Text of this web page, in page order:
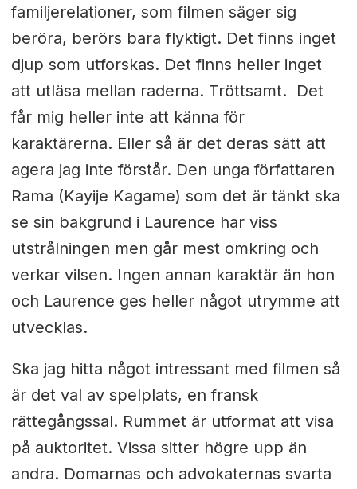
familjerelationer, som filmen säger sig
beröra, berörs bara flyktigt. Det finns inget
djup som utforskas. Det finns heller inget
att utläsa mellan raderna. Tröttsamt. Det
får mig heller inte att känna för
karaktärerna. Eller så är det deras sätt att
agera jag inte förstår. Den unga författaren
Rama (Kayije Kagame) som det är tänkt ska
se sin bakgrund i Laurence har viss
utstrålningen men går mest omkring och
verkar vilsen. Ingen annan karaktär än hon
och Laurence ges heller något utrymme att
utvecklas.
Ska jag hitta något intressant med filmen så
är det val av spelplats, en fransk
rättegångssal. Rummet är utformat att visa
på auktoritet. Vissa sitter högre upp än
andra. Domarnas och advokaternas svarta